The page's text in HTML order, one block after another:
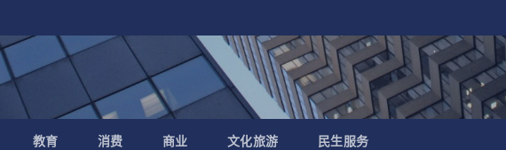
教育 消费 商业 文化旅游 民生服务